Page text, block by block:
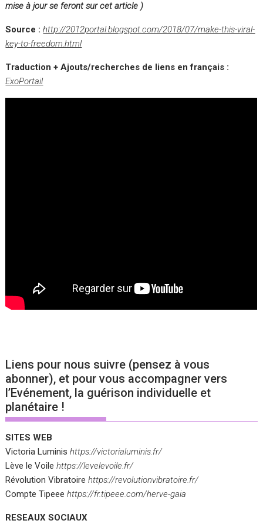
mise à jour se feront sur cet article )
Source : http://2012portal.blogspot.com/2018/07/make-this-viral-
key-to-freedom.html
Traduction + Ajouts/recherches de liens en français :
ExoPortail
Liens pour nous suivre (pensez à vous
abonner), et pour vous accompagner vers
l’Evénement, la guérison individuelle et
planétaire !
SITES WEB
Victoria Luminishttps://victorialuminis.fr/
Lève le Voilehttps://levelevoile.fr/
Révolution Vibratoirehttps://revolutionvibratoire.fr/
Compte Tipeeehttps://fr.tipeee.com/herve-gaia
RESEAUX SOCIAUX